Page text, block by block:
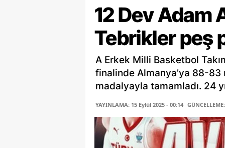
12 Dev Adam
Tebrikler peş
A Erkek Milli Basketbol
finalinde Almanya’ya 88-
madalyayla tamamladı. 24
YAYINLAMA: 15 Eylül 2025 - 00:14